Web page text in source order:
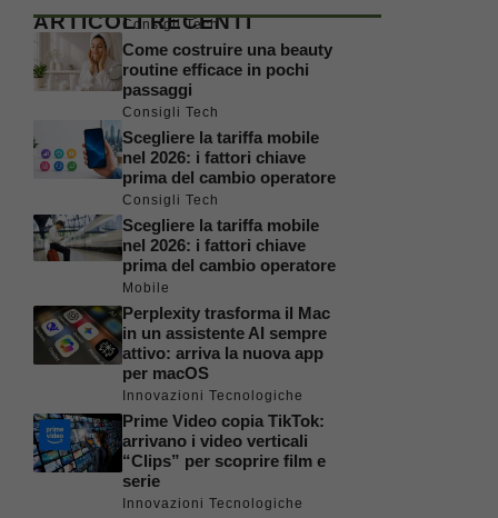
ARTICOLI RECENTI
Consigli Tech
Come costruire una beauty
routine efficace in pochi
passaggi
Consigli Tech
Scegliere la tariffa mobile
nel 2026: i fattori chiave
prima del cambio operatore
Consigli Tech
Scegliere la tariffa mobile
nel 2026: i fattori chiave
prima del cambio operatore
Mobile
Perplexity trasforma il Mac
in un assistente AI sempre
attivo: arriva la nuova app
per macOS
Innovazioni Tecnologiche
Prime Video copia TikTok:
arrivano i video verticali
“Clips” per scoprire film e
serie
Innovazioni Tecnologiche